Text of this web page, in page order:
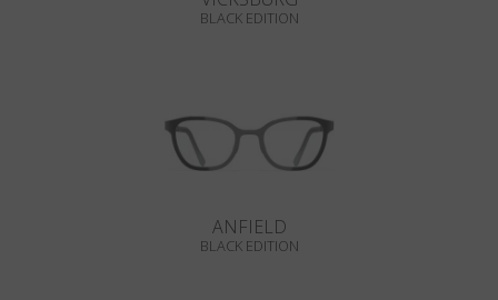
BLACK EDITION
ANFIELD
BLACK EDITION